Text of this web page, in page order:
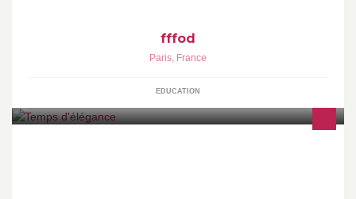
fffod
Paris, France
EDUCATION